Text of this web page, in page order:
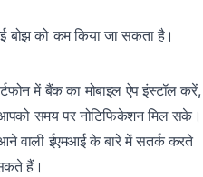
बोझ को कम किया जा सकता है।
में बैंक का मोबाइल ऐप इंस्टॉल करें,
समय पर नोटिफिकेशन मिल सके।
वाली ईएमआई के बारे में सतर्क करते
हैं।